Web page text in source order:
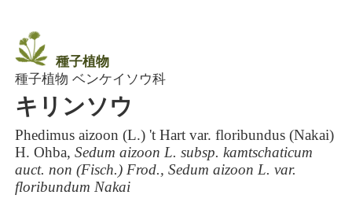
種子植物
種子植物 ベンケイソウ科
キリンソウ
Phedimus aizoon (L.) 't Hart var. floribundus (Nakai)
H. Ohba,Sedum aizoon L. subsp. kamtschaticum
auct. non (Fisch.) Frod., Sedum aizoon L. var.
floribundum Nakai